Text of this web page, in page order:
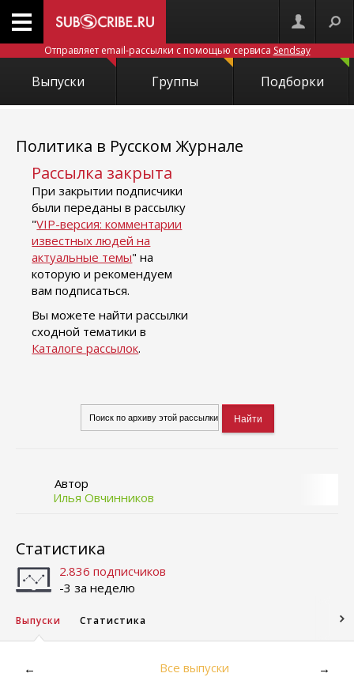
Отправляет email-рассылки с помощью сервиса Sendsay
Выпуски Группы Подборки
Политика в Русском Журнале
Рассылка закрыта
При закрытии подписчики
были переданы в рассылку
"VIP-версия: комментарии
известных людей на
актуальные темы" на
которую и рекомендуем
вам подписаться.
Вы можете найти рассылки
сходной тематики в
Каталоге рассылок.
Автор
Илья Овчинников
Статистика
2.836 подписчиков
-3 за неделю
Выпуски Статистика
← Все выпуски →